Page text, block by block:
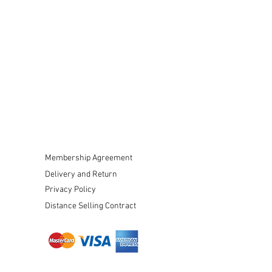
Membership Agreement
Delivery and Return
Privacy Policy
Distance Selling Contract